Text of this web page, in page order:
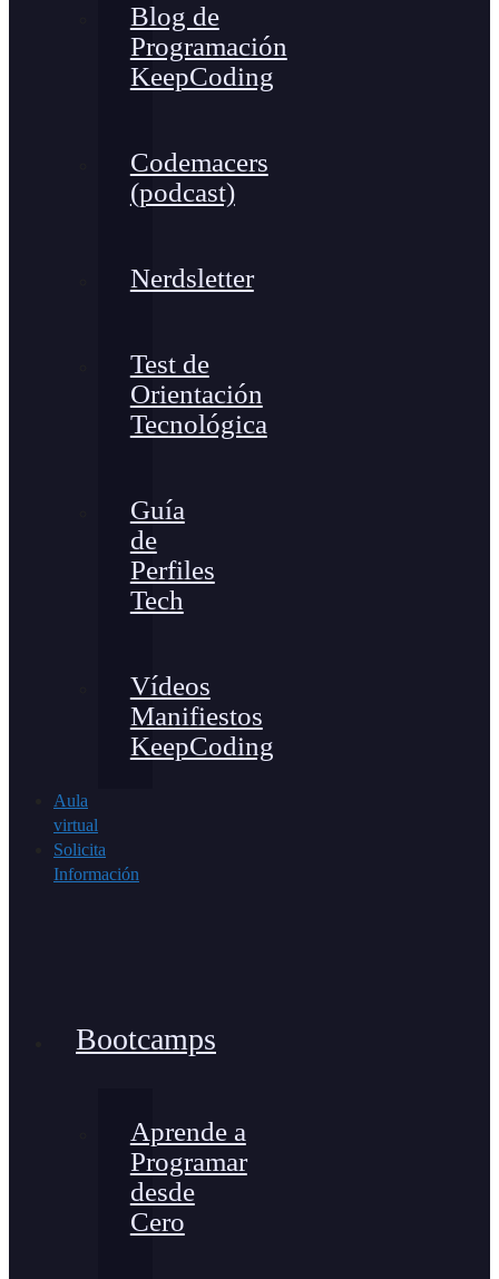
Blog de
Programación
KeepCoding
Codemacers
(podcast)
Nerdsletter
Test de
Orientación
Tecnológica
Guía
de
Perfiles
Tech
Vídeos
Manifiestos
KeepCoding
Aula
virtual
Solicita
Información
Bootcamps
Aprende a
Programar
desde
Cero